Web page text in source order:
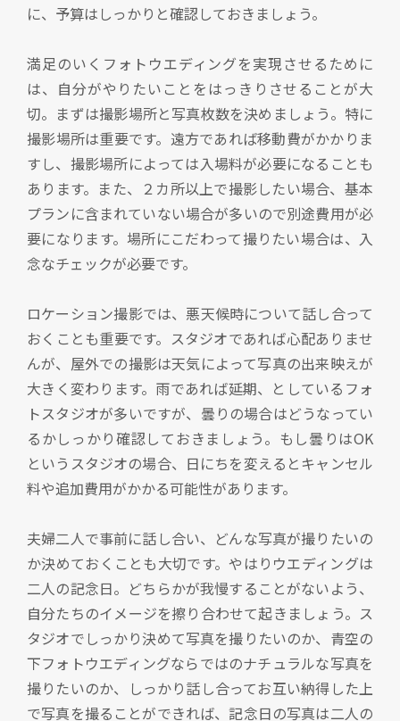
に、予算はしっかりと確認しておきましょう。
満足のいくフォトウエディングを実現させるために
は、自分がやりたいことをはっきりさせることが大
切。まずは撮影場所と写真枚数を決めましょう。特に
撮影場所は重要です。遠方であれば移動費がかかりま
すし、撮影場所によっては入場料が必要になることも
あります。また、２カ所以上で撮影したい場合、基本
プランに含まれていない場合が多いので別途費用が必
要になります。場所にこだわって撮りたい場合は、入
念なチェックが必要です。
ロケーション撮影では、悪天候時について話し合って
おくことも重要です。スタジオであれば心配ありませ
んが、屋外での撮影は天気によって写真の出来映えが
大きく変わります。雨であれば延期、としているフォ
トスタジオが多いですが、曇りの場合はどうなってい
るかしっかり確認しておきましょう。もし曇りはOK
というスタジオの場合、日にちを変えるとキャンセル
料や追加費用がかかる可能性があります。
夫婦二人で事前に話し合い、どんな写真が撮りたいの
か決めておくことも大切です。やはりウエディングは
二人の記念日。どちらかが我慢することがないよう、
自分たちのイメージを擦り合わせて起きましょう。ス
タジオでしっかり決めて写真を撮りたいのか、青空の
下フォトウエディングならではのナチュラルな写真を
撮りたいのか、しっかり話し合ってお互い納得した上
で写真を撮ることができれば、記念日の写真は二人の